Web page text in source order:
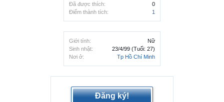
Đã được thích:
0
Điểm thành tích:
1
Giới tính:
Nữ
Sinh nhật:
23/4/99 (Tuổi: 27)
Nơi ở:
Tp Hồ Chí Minh
Đăng ký!